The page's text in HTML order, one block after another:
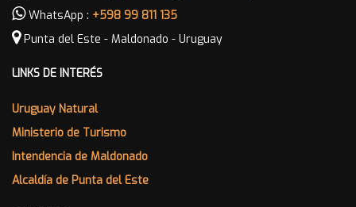
WhatsApp : +598 99 811 135
Punta del Este - Maldonado - Uruguay
LINKS DE INTERÉS
Uruguay Natural
Ministerio de Turismo
Intendencia de Maldonado
Alcaldía de Punta del Este